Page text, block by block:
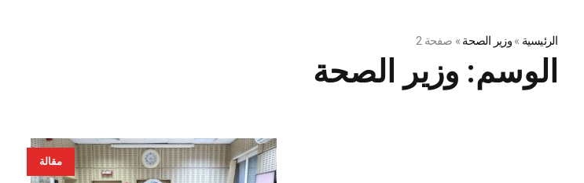
الرئيسية »وزير الصحة» صفحة 2
الوسم: وزير الصحة
مقالة